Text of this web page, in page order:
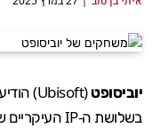
יוביסופט(
Ubisoft
)
בשלושת ה-IP העיקריים שלה, ותהיה בבעלות חלקית של